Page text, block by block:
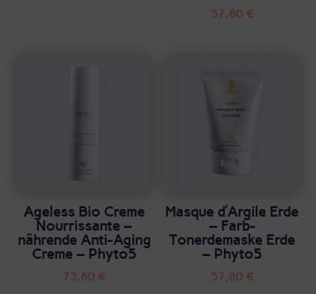
57,80 €
Ageless Bio Creme
Nourrissante –
nährende Anti-Aging
Creme – Phyto5
73,80 €
Masque d’Argile Erde
– Farb-
Tonerdemaske Erde
– Phyto5
57,80 €